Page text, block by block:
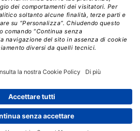
Edra Edizioni
Edizioni LSWR
LSWR Group
Edra Edizioni. Direzione, amministrazione,
2026 – Tutti i diritti riservati | Partita IVA e C.F.
14392510963